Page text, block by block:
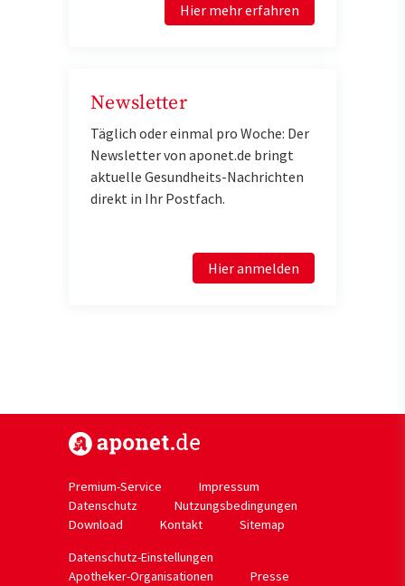
Hier mehr erfahren
Newsletter
Täglich oder einmal pro Woche: Der
Newsletter von aponet.de bringt
aktuelle Gesundheits-Nachrichten
direkt in Ihr Postfach.
Hier anmelden
Premium-Service
Impressum
Datenschutz
Nutzungsbedingungen
Download
Kontakt
Sitemap
Datenschutz-Einstellungen
Apotheker-Organisationen
Presse